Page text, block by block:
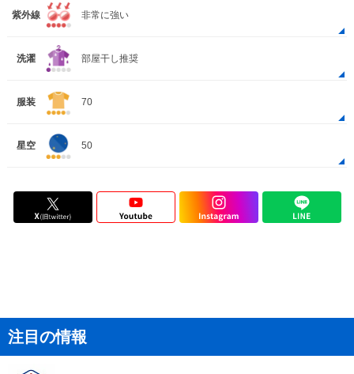
紫外線 非常に強い
洗濯 部屋干し推奨
服装 70
星空 50
注目の情報